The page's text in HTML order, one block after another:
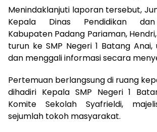
Menindaklanjuti laporan tersebut,
Kepala Dinas Pendidikan dan
Kabupaten Padang Pariaman, Hendri,
turun ke SMP Negeri 1 Batang
dan menggali informasi secara
Pertemuan berlangsung di ruang
dihadiri Kepala SMP Negeri 1
Komite Sekolah Syafrieldi,
sejumlah tokoh masyarakat.